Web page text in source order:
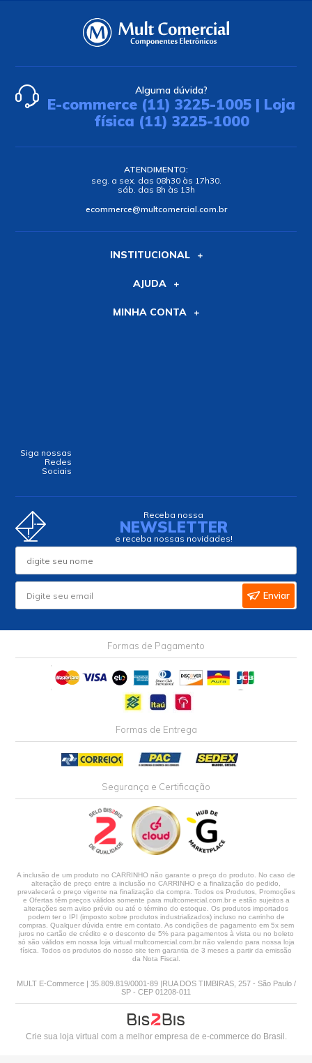
Alguma dúvida?
E-commerce (11) 3225-1005 | Loja
física (11) 3225-1000
ATENDIMENTO:
seg. a sex. das 08h30 às 17h30.
sáb. das 8h às 13h
ecommerce@multcomercial.com.br
INSTITUCIONAL
AJUDA
MINHA CONTA
Siga nossas
Redes
Sociais
Receba nossa
NEWSLETTER
e receba nossas novidades!
Enviar
Formas de Pagamento
Formas de Entrega
Segurança e Certificação
A inclusão de um produto no CARRINHO não garante o preço do produto. No caso de
alteração de preço entre a inclusão no CARRINHO e a finalização do pedido,
prevalecerá o preço vigente na finalização da compra. Todos os Produtos, Promoções
e Ofertas têm preços válidos somente para multcomercial.com.br e estão sujeitos a
alterações sem aviso prévio ou até o término do estoque. Os produtos importados
podem ter o IPI (imposto sobre produtos industrializados) incluso no carrinho de
compras. Qualquer dúvida entre em contato. As condições de pagamento em 5x sem
juros no cartão de crédito e o desconto de 5% para pagamentos à vista ou no boleto
só são válidos em nossa loja virtual multcomercial.com.br não valendo para nossa loja
física. Todos os produtos do nosso site tem garantia de 3 meses a partir da emissão
da Nota Fiscal.
MULT E-Commerce | 35.809.819/0001-89 |RUA DOS TIMBIRAS, 257 - São Paulo /
SP - CEP 01208-011
Crie sua loja virtual com a melhor empresa de e-commerce do Brasil.